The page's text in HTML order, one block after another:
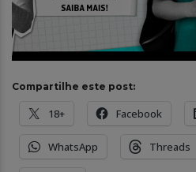
Compartilhe este post:
18+ Facebook
WhatsApp Threads